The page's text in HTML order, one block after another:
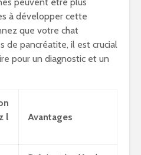
à développer cette
que votre chat
de pancréatite, il est crucial
pour un diagnostic et un
l
Avantages